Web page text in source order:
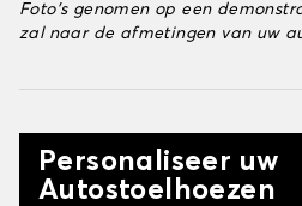
Foto's genomen op een
zal naar de afmetingen van uw
Personaliseer uw
Autostoelhoezen